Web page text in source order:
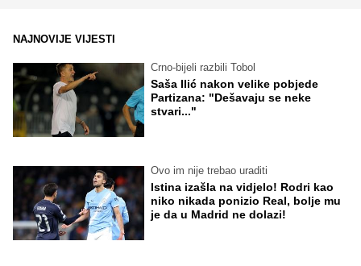
NAJNOVIJE VIJESTI
Crno-bijeli razbili Tobol
Saša Ilić nakon velike pobjede
Partizana: "Dešavaju se neke
stvari..."
Ovo im nije trebao uraditi
Istina izašla na vidjelo! Rodri kao
niko nikada ponizio Real, bolje mu
je da u Madrid ne dolazi!